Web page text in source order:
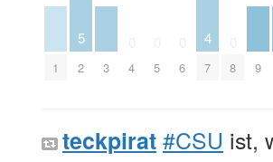
1
5
2 3 4 5 6
4
7 8 9
teckpirat#CSU ist,